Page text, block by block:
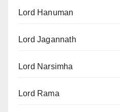
Lord Hanuman
Lord Jagannath
Lord Narsimha
Lord Rama